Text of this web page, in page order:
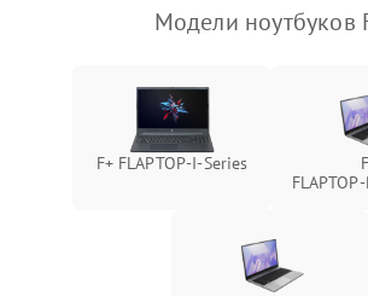
пропадание диска
оперативной памяти:
вылеты приложений,
синие экраны
Модели ноутбуков
F+ FLAPTOP-I-Series